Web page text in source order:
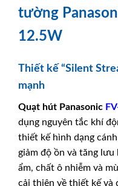
tường
12.5W
Thiết kế “Silent
mạnh
Quạt hút Panasonic
dụng nguyên tắc khí
thiết kế hình dạng
giảm độ ồn và tăng
ẩm, chất ô nhiễm và
cải thiện về thiết kế và